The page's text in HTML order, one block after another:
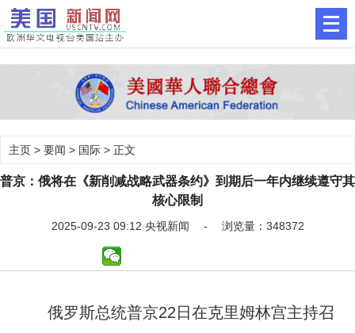
主页 > 要闻 > 国际 > 正文
普京：俄将在《新削减战略武器条约》到期后一年内继续遵守其
核心限制
2025-09-23 09:12 央视新闻 - 浏览量：348372
俄罗斯总统普京22日在克里姆林宫主持召